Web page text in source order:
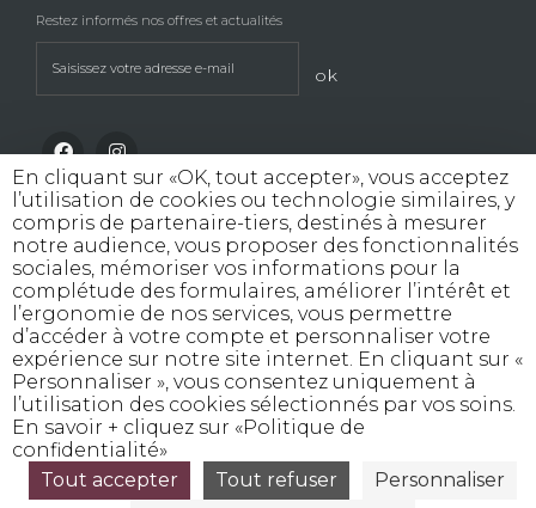
Restez informés nos offres et actualités
ok
INTERDICTION DE VENTE DE BOISSONS
ALCOOLIQUES AUX MINEURS DE MOINS
DE 18 ANS
La preuve de majorité de l'acheteur est exigée
au moment de la vente en ligne
CODE DE LA SANTE PUBLIQUE, ART. L. 3342-1 et L.
3353-3
L’abus d’alcool est dangereux pour la santé, consommez avec modération
Rouge Cerise
En cliquant sur «OK, tout accepter», vous acceptez
l’utilisation de cookies ou technologie similaires, y
compris de partenaire-tiers, destinés à mesurer
notre audience, vous proposer des fonctionnalités
sociales, mémoriser vos informations pour la
complétude des formulaires, améliorer l’intérêt et
l’ergonomie de nos services, vous permettre
d’accéder à votre compte et personnaliser votre
expérience sur notre site internet. En cliquant sur «
Personnaliser », vous consentez uniquement à
l’utilisation des cookies sélectionnés par vos soins.
En savoir + cliquez sur «Politique de
confidentialité»
Tout accepter
Tout refuser
Personnaliser